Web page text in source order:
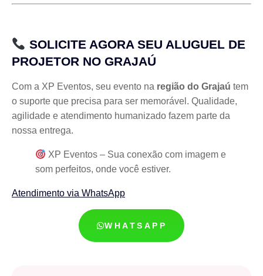
SOLICITE AGORA SEU ALUGUEL DE
PROJETOR NO GRAJAÚ
Com a XP Eventos, seu evento na região do Grajaú tem
o suporte que precisa para ser memorável. Qualidade,
agilidade e atendimento humanizado fazem parte da
nossa entrega.
XP Eventos – Sua conexão com imagem e
som perfeitos, onde você estiver.
Atendimento via WhatsApp
WHATSAPP